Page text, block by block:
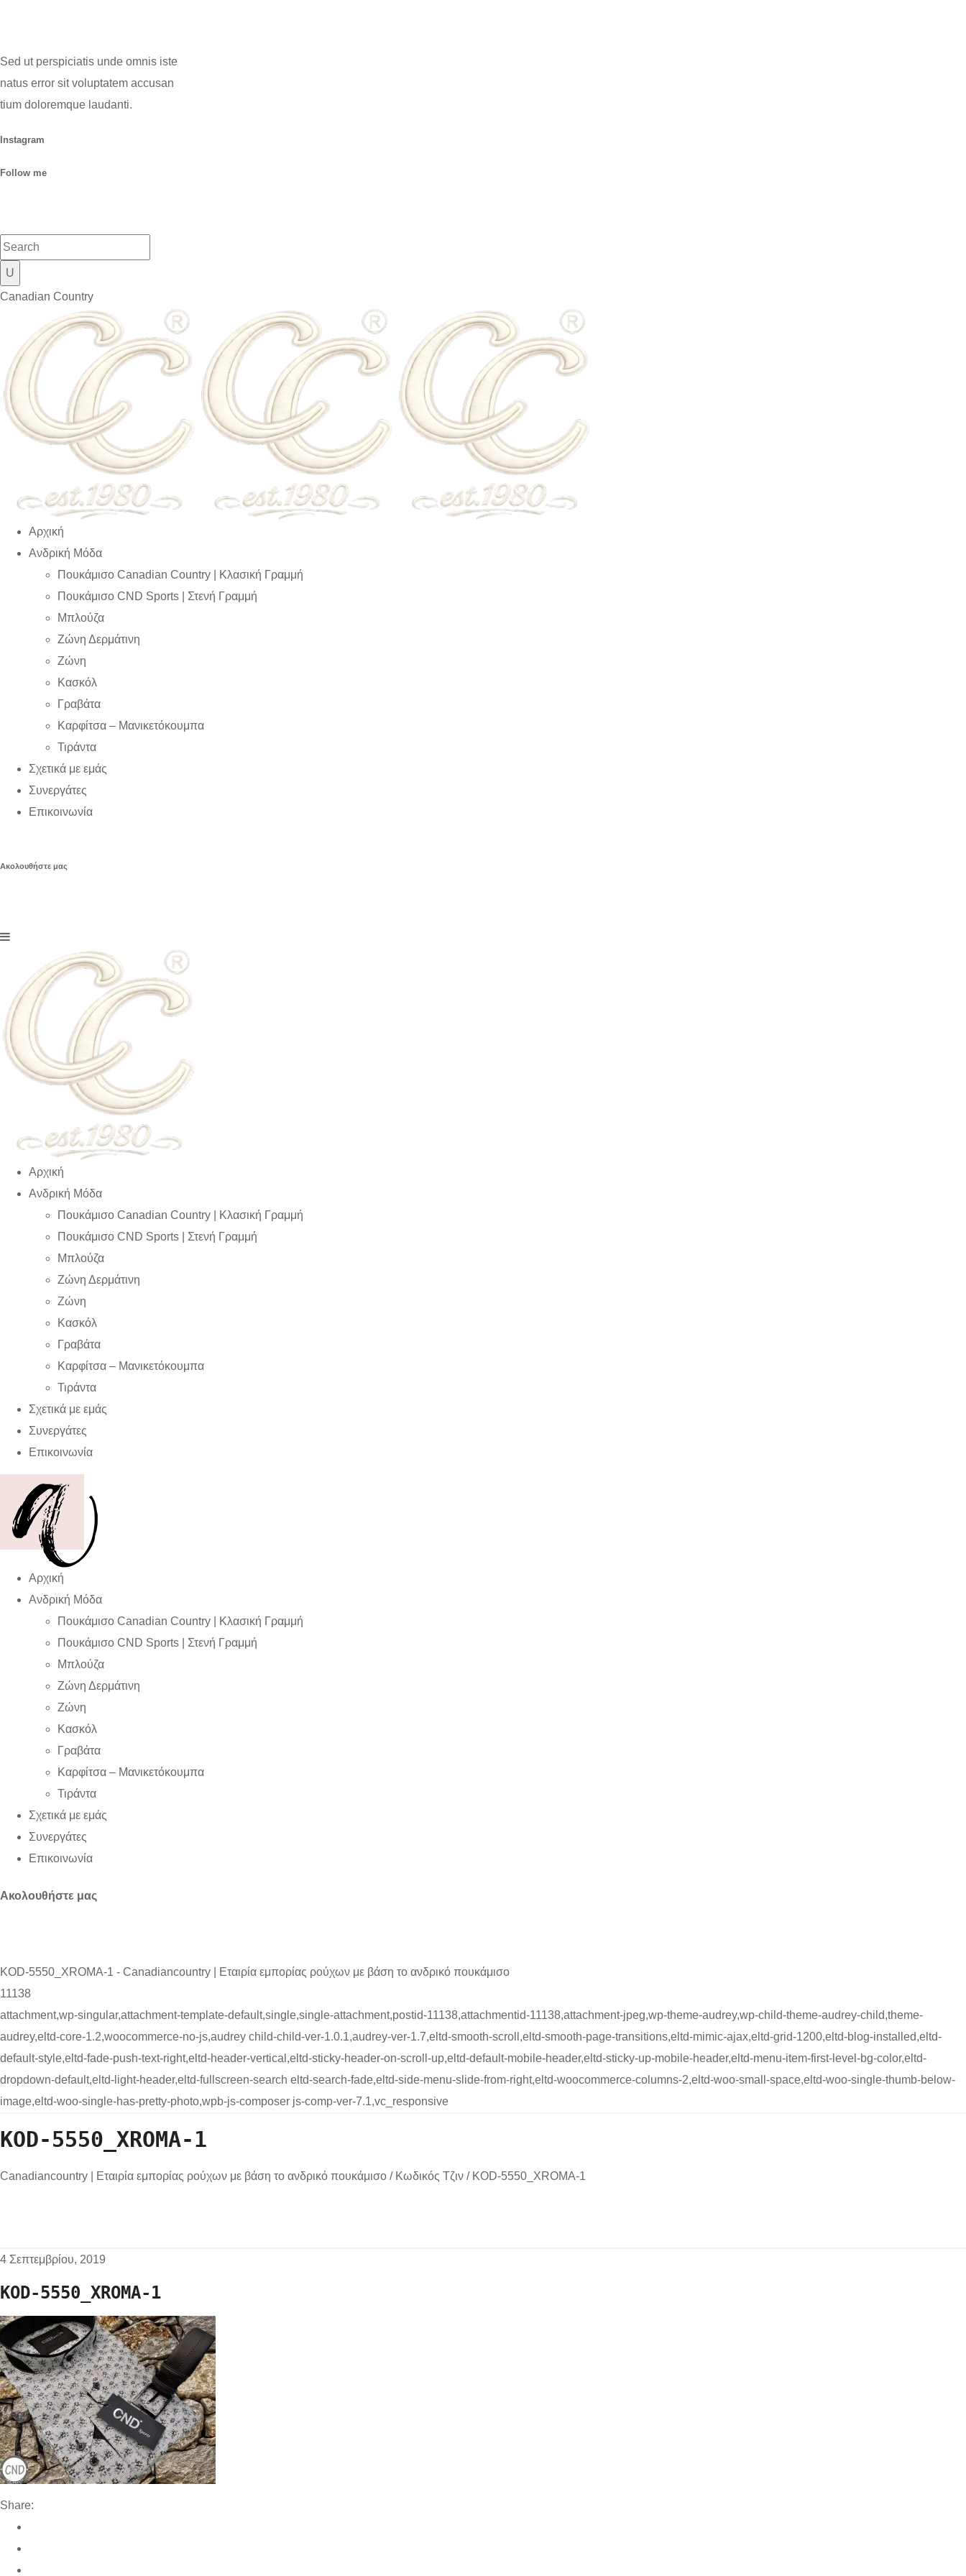
Sed ut perspiciatis unde omnis iste
natus error sit voluptatem accusan
tium doloremque laudanti.
Instagram
Follow me
Canadian Country
Αρχική
Ανδρική Μόδα
Πουκάμισο Canadian Country | Kλασική Γραμμή
Πουκάμισο CND Sports | Στενή Γραμμή
Μπλούζα
Ζώνη Δερμάτινη
Ζώνη
Κασκόλ
Γραβάτα
Καρφίτσα – Μανικετόκουμπα
Τιράντα
Σχετικά με εμάς
Συνεργάτες
Επικοινωνία
Ακολουθήστε μας
Αρχική
Ανδρική Μόδα
Πουκάμισο Canadian Country | Kλασική Γραμμή
Πουκάμισο CND Sports | Στενή Γραμμή
Μπλούζα
Ζώνη Δερμάτινη
Ζώνη
Κασκόλ
Γραβάτα
Καρφίτσα – Μανικετόκουμπα
Τιράντα
Σχετικά με εμάς
Συνεργάτες
Επικοινωνία
Αρχική
Ανδρική Μόδα
Πουκάμισο Canadian Country | Kλασική Γραμμή
Πουκάμισο CND Sports | Στενή Γραμμή
Μπλούζα
Ζώνη Δερμάτινη
Ζώνη
Κασκόλ
Γραβάτα
Καρφίτσα – Μανικετόκουμπα
Τιράντα
Σχετικά με εμάς
Συνεργάτες
Επικοινωνία
Ακολουθήστε μας
KOD-5550_XROMA-1 - Canadiancountry | Εταιρία εμπορίας ρούχων με βάση το ανδρικό πουκάμισο
11138
attachment,wp-singular,attachment-template-default,single,single-attachment,postid-11138,attachmentid-11138,attachment-jpeg,wp-theme-audrey,wp-child-theme-audrey-child,theme-
audrey,eltd-core-1.2,woocommerce-no-js,audrey child-child-ver-1.0.1,audrey-ver-1.7,eltd-smooth-scroll,eltd-smooth-page-transitions,eltd-mimic-ajax,eltd-grid-1200,eltd-blog-installed,eltd-
default-style,eltd-fade-push-text-right,eltd-header-vertical,eltd-sticky-header-on-scroll-up,eltd-default-mobile-header,eltd-sticky-up-mobile-header,eltd-menu-item-first-level-bg-color,eltd-
dropdown-default,eltd-light-header,eltd-fullscreen-search eltd-search-fade,eltd-side-menu-slide-from-right,eltd-woocommerce-columns-2,eltd-woo-small-space,eltd-woo-single-thumb-below-
image,eltd-woo-single-has-pretty-photo,wpb-js-composer js-comp-ver-7.1,vc_responsive
KOD-5550_XROMA-1
Canadiancountry | Εταιρία εμπορίας ρούχων με βάση το ανδρικό πουκάμισο / Κωδικός Τζιν / KOD-5550_XROMA-1
4 Σεπτεμβρίου, 2019
KOD-5550_XROMA-1
Share: